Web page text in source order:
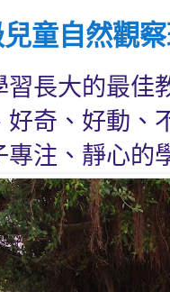
童自然觀
習長大的最佳
好奇、好動、
專注、靜心的